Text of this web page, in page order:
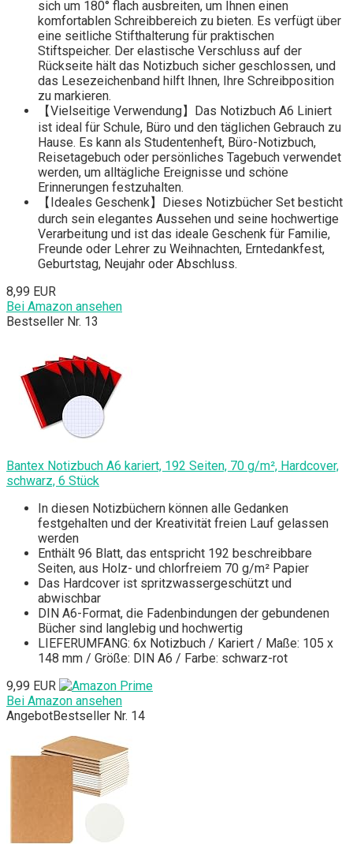
sich um 180° flach ausbreiten, um Ihnen einen
komfortablen Schreibbereich zu bieten. Es verfügt über
eine seitliche Stifthalterung für praktischen
Stiftspeicher. Der elastische Verschluss auf der
Rückseite hält das Notizbuch sicher geschlossen, und
das Lesezeichenband hilft Ihnen, Ihre Schreibposition
zu markieren.
【Vielseitige Verwendung】Das Notizbuch A6 Liniert
ist ideal für Schule, Büro und den täglichen Gebrauch zu
Hause. Es kann als Studentenheft, Büro-Notizbuch,
Reisetagebuch oder persönliches Tagebuch verwendet
werden, um alltägliche Ereignisse und schöne
Erinnerungen festzuhalten.
【Ideales Geschenk】Dieses Notizbücher Set besticht
durch sein elegantes Aussehen und seine hochwertige
Verarbeitung und ist das ideale Geschenk für Familie,
Freunde oder Lehrer zu Weihnachten, Erntedankfest,
Geburtstag, Neujahr oder Abschluss.
8,99 EUR
Bei Amazon ansehen
Bestseller Nr. 13
Bantex Notizbuch A6 kariert, 192 Seiten, 70 g/m², Hardcover,
schwarz, 6 Stück
In diesen Notizbüchern können alle Gedanken
festgehalten und der Kreativität freien Lauf gelassen
werden
Enthält 96 Blatt, das entspricht 192 beschreibbare
Seiten, aus Holz- und chlorfreiem 70 g/m² Papier
Das Hardcover ist spritzwassergeschützt und
abwischbar
DIN A6-Format, die Fadenbindungen der gebundenen
Bücher sind langlebig und hochwertig
LIEFERUMFANG: 6x Notizbuch / Kariert / Maße: 105 x
148 mm / Größe: DIN A6 / Farbe: schwarz-rot
9,99 EUR
Bei Amazon ansehen
AngebotBestseller Nr. 14